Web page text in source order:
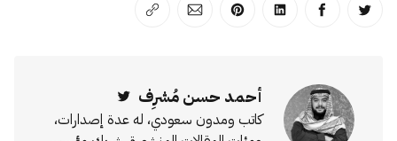
انشر على تويترانشر على الفيسبوك
انشر على لينكد إن
انشر على بينترست
انشر على الإيميل
انسخ الرابط
أحمد حسن مُشرِف
كاتب ومدون سعودي، له عدة إصدارات،